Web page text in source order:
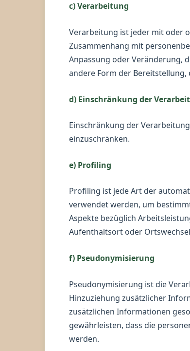
c) Verarbeitung
Verarbeitung ist jeder mit oder
Zusammenhang mit
Anpassung oder Veränderung,
andere Form der
d) Einschränkung der
Einschränkung der
einzuschränken.
e) Profiling
Profiling ist jede Art der
verwendet werden, um
Aspekte bezüglich
Aufenthaltsort oder
f) Pseudonymisierung
Pseudonymisierung ist die
Hinzuziehung zusätzlicher
zusätzlichen Informationen
gewährleisten, dass die
werden.